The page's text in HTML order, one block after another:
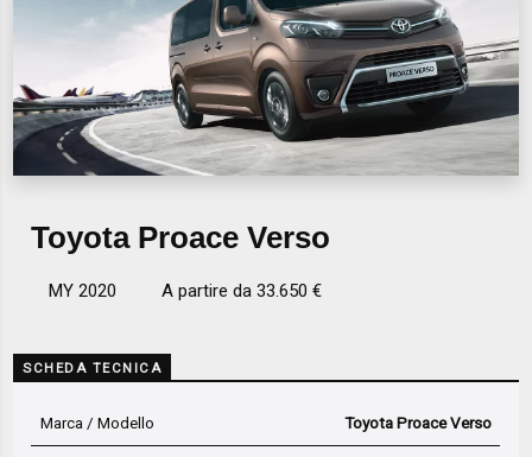
Toyota Proace Verso
MY 2020 A partire da 33.650 €
SCHEDA TECNICA
Marca / Modello Toyota Proace Verso